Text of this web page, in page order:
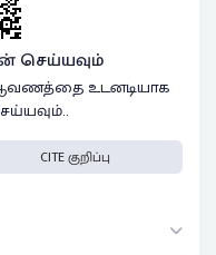
செய்யவும்
ஆவணத்தை உடனடியாக
CITE குறிப்பு